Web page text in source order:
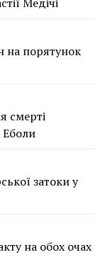
на порятунок
смерті
затоки у
на обох очах